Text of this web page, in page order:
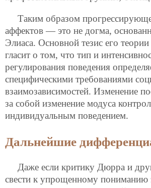
Таким образом
аффектов — это не догма,
Элиаса. Основной тезис его
гласит о том, что тип и
регулирования поведения
специфическими требованиями
взаимозависимостей. Изменение
за собой изменение модуса
индивидуальным поведением.
Дальнейшие
Даже если критику Дюрра и
свести к упрощенному пониманию